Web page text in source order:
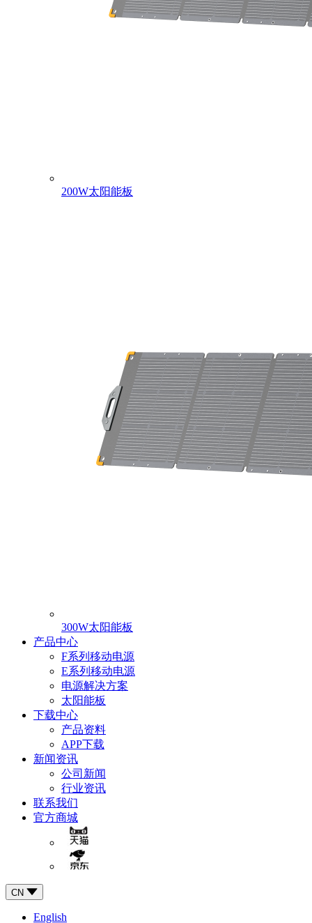
200W太阳能板
300W太阳能板
产品中心
F系列移动电源
E系列移动电源
电源解决方案
太阳能板
下载中心
产品资料
APP下载
新闻资讯
公司新闻
行业资讯
联系我们
官方商城
CN
English